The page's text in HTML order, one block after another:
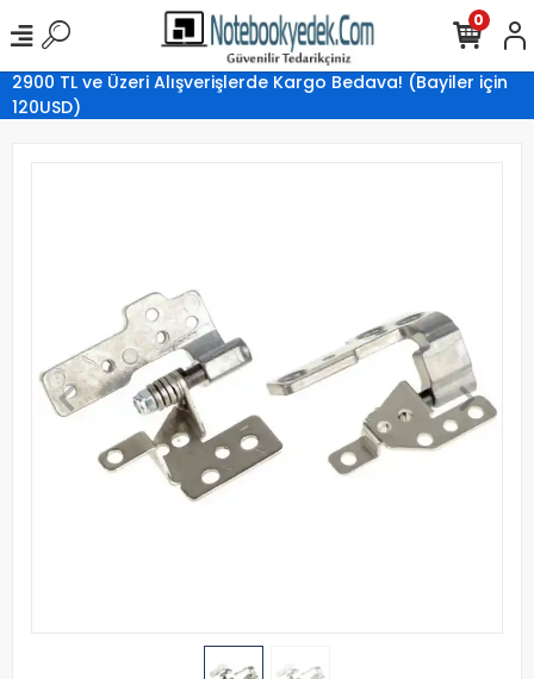
2900 TL ve Üzeri Alışverişlerde Kargo Bedava! (Bayiler için
120USD)
0